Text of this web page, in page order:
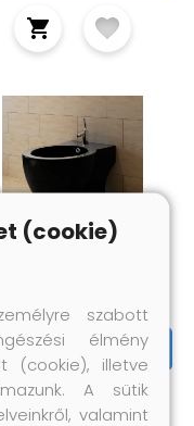
Bidé Állvány Fekete
Minőségű Kerámia
63 870 Ft
Megnézem
(cookie)
szabott
élmény
(cookie), illetve
A sütik
valamint